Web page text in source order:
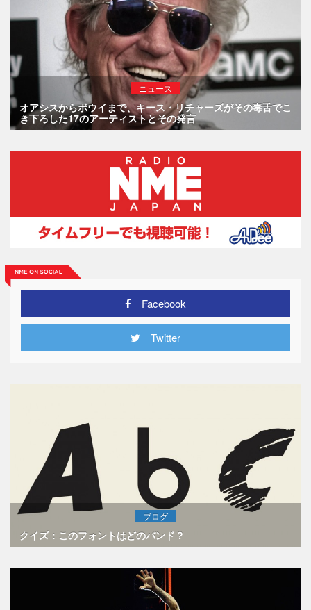
ニュース
オアシスからボウイまで、キース・リチャーズがその毒舌でこ
き下ろした17のアーティストとその発言
Facebook
Twitter
ブログ
クイズ：このフォントはどのバンド？